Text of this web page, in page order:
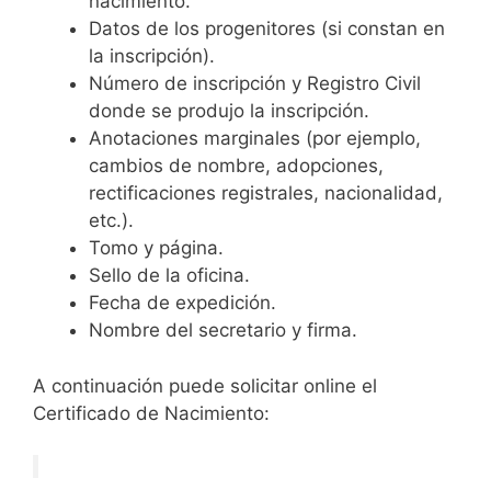
Datos de los progenitores (si constan en
la inscripción).
Número de inscripción y Registro Civil
donde se produjo la inscripción.
Anotaciones marginales (por ejemplo,
cambios de nombre, adopciones,
rectificaciones registrales, nacionalidad,
etc.).
Tomo y página.
Sello de la oficina.
Fecha de expedición.
Nombre del secretario y firma.
A continuación puede solicitar online el
Certificado de Nacimiento: